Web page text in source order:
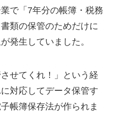
で「7年分の帳簿・税務
類の保管のためだけに
発生していました。
せてくれ！」という経
対応してデータ保管す
帳簿保存法が作られま